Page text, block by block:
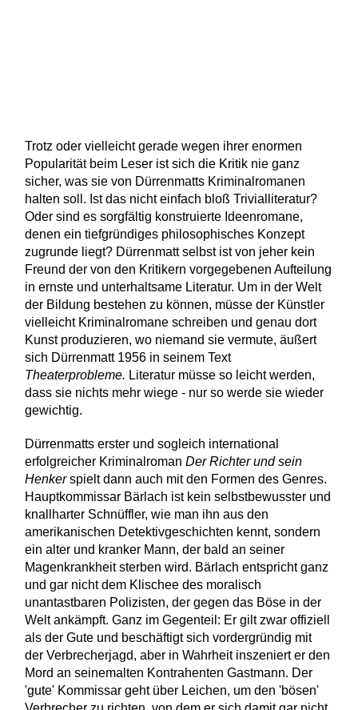
Trotz oder vielleicht gerade wegen ihrer enormen
Popularität beim Leser ist sich die Kritik nie ganz
sicher, was sie von Dürrenmatts Kriminalromanen
halten soll. Ist das nicht einfach bloß Trivialliteratur?
Oder sind es sorgfältig konstruierte Ideenromane,
denen ein tiefgründiges philosophisches Konzept
zugrunde liegt? Dürrenmatt selbst ist von jeher kein
Freund der von den Kritikern vorgegebenen Aufteilung
in ernste und unterhaltsame Literatur. Um in der Welt
der Bildung bestehen zu können, müsse der Künstler
vielleicht Kriminalromane schreiben und genau dort
Kunst produzieren, wo niemand sie vermute, äußert
sich Dürrenmatt 1956 in seinem Text
Theaterprobleme. Literatur müsse so leicht werden,
dass sie nichts mehr wiege - nur so werde sie wieder
gewichtig.
Dürrenmatts erster und sogleich international
erfolgreicher KriminalromanDer Richter und sein
Henkerspielt dann auch mit den Formen des Genres.
Hauptkommissar Bärlach ist kein selbstbewusster und
knallharter Schnüffler, wie man ihn aus den
amerikanischen Detektivgeschichten kennt, sondern
ein alter und kranker Mann, der bald an seiner
Magenkrankheit sterben wird. Bärlach entspricht ganz
und gar nicht dem Klischee des moralisch
unantastbaren Polizisten, der gegen das Böse in der
Welt ankämpft. Ganz im Gegenteil: Er gilt zwar offiziell
als der Gute und beschäftigt sich vordergründig mit
der Verbrecherjagd, aber in Wahrheit inszeniert er den
Mord an seinemalten Kontrahenten Gastmann. Der
'gute' Kommissar geht über Leichen, um den 'bösen'